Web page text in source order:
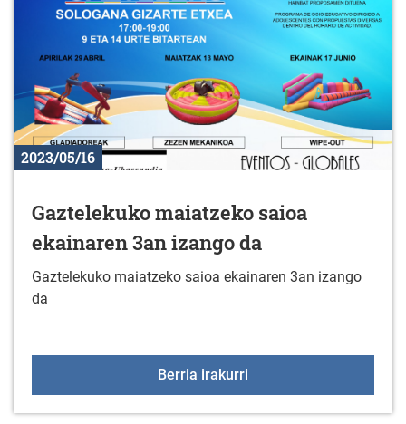
2023/05/16
Gaztelekuko maiatzeko saioa
ekainaren 3an izango da
Gaztelekuko maiatzeko saioa ekainaren 3an izango
da
Berria irakurri